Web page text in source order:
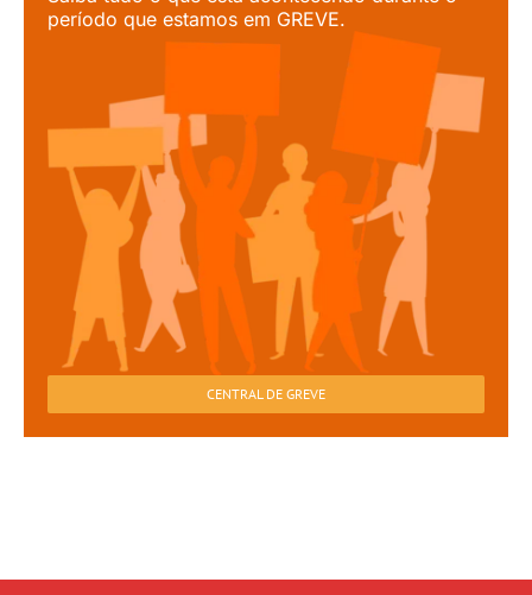
período que estamos em GREVE.
CENTRAL DE GREVE